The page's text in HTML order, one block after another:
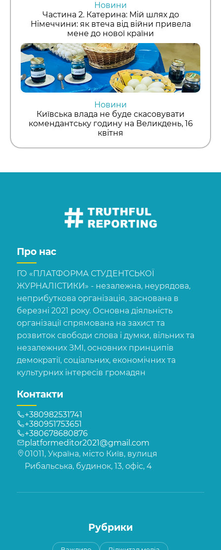
Новини
Частина 2. Катерина: Мій шлях до
Німеччини: як втеча від війни привела
мене до нової країни
Новини
Київська влада не буде скасовувати
комендантську годину на Великдень, 16
квітня
Про нас
ГО «ПЛАТФОРМА СТУДЕНТСЬКОЇ
ЖУРНАЛІСТИКИ» - незалежна, неурядова,
неприбуткова організація, заснована в
березні 2021 року. Основна діяльність
організації спрямована на захист та
розвиток свободи слова і думки, вільних та
незалежних ЗМІ, основних принципів
демократії, соціальних, економічних та
культурних інтересів громадян
Контакти
+380982531741
+380951753651
+380678680876
platformeditor2021@gmail.com
01011, Україна, місто Київ, вулиця
Рибальська, будинок, 13, офіс, 4
Рубрики